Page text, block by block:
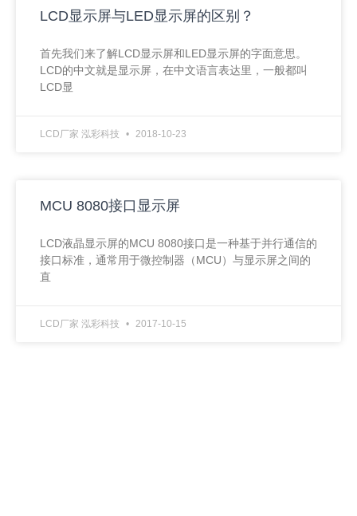
LCD显示屏与LED显示屏的区别？
首先我们来了解LCD显示屏和LED显示屏的字面意思。
LCD的中文就是显示屏，在中文语言表达里，一般都叫
LCD显
LCD厂家 泓彩科技 2018-10-23
MCU 8080接口显示屏
LCD液晶显示屏的MCU 8080接口是一种基于并行通信的
接口标准，通常用于微控制器（MCU）与显示屏之间的
直
LCD厂家 泓彩科技 2017-10-15